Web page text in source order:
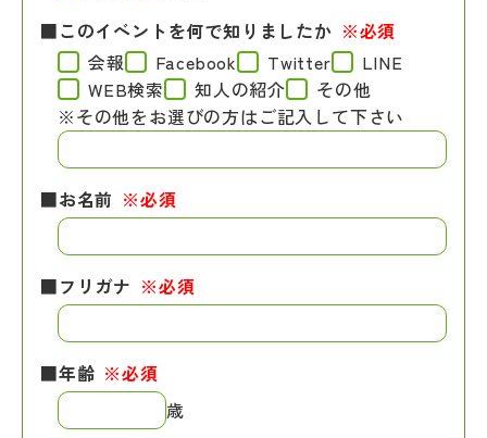
■このイベントを何で知りましたか ※必須
会報
Facebook Twitter
LINE
WEB検索
知人の紹介
その他
※その他をお選びの方はご記入して下さい
■お名前 ※必須
■フリガナ ※必須
■年齢 ※必須
歳